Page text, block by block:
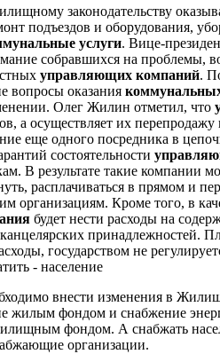
законодательству
подъездов и оборудования,
услуги. Вице-
собравшихся на проблемы,
управляющих компаний.
вопросы оказания
Олег Жилин отметил, что
а осуществляет их
еще одного посредника в
состоятельности
В результате такие компании
расплачиваться в прямом и
организациям. Кроме того, в
будет нести расходы на
принадлежностей.
государством не
- население
внести изменения в
жилым фондом и снабжение
фондом. А снабжать
организации.